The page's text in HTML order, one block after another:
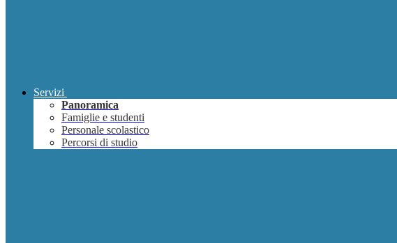
Servizi
Panoramica
Famiglie e studenti
Personale scolastico
Percorsi di studio